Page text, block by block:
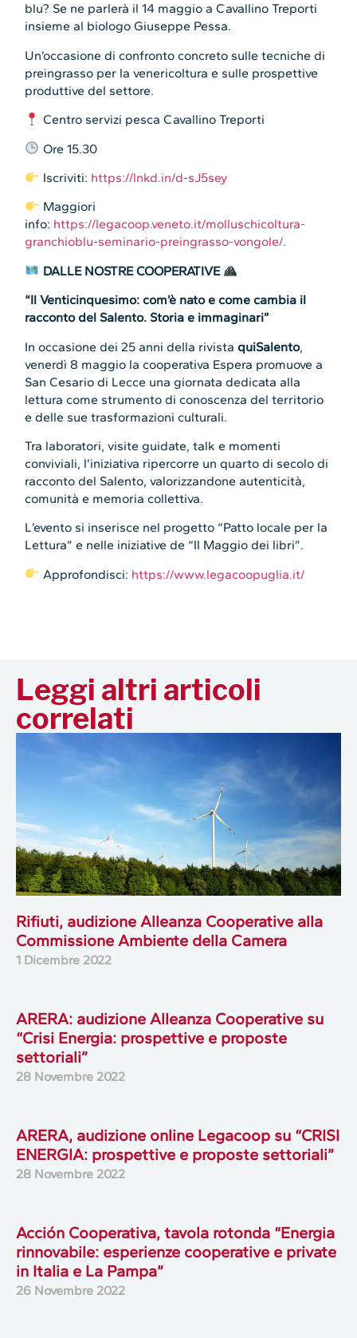
blu? Se ne parlerà il 14 maggio a Cavallino Treporti
insieme al biologo Giuseppe Pessa.
Un’occasione di confronto concreto sulle tecniche di
preingrasso per la venericoltura e sulle prospettive
produttive del settore.
Centro servizi pesca Cavallino Treporti
Ore 15.30
Iscriviti: https://lnkd.in/d-sJ5sey
Maggiori
info: https://legacoop.veneto.it/molluschicoltura-
granchioblu-seminario-preingrasso-vongole/.
DALLE NOSTRE COOPERATIVE
“Il Venticinquesimo: com’è nato e come cambia il
racconto del Salento. Storia e immaginari”
In occasione dei 25 anni della rivistaquiSalento,
venerdì 8 maggio la cooperativa Espera promuove a
San Cesario di Lecce una giornata dedicata alla
lettura come strumento di conoscenza del territorio
e delle sue trasformazioni culturali.
Tra laboratori, visite guidate, talk e momenti
conviviali, l’iniziativa ripercorre un quarto di secolo di
racconto del Salento, valorizzandone autenticità,
comunità e memoria collettiva.
L’evento si inserisce nel progetto “Patto locale per la
Lettura” e nelle iniziative de “Il Maggio dei libri”.
Approfondisci: https://www.legacoopuglia.it/
Leggi altri articoli
correlati
Rifiuti, audizione Alleanza Cooperative alla
Commissione Ambiente della Camera
1 Dicembre 2022
ARERA: audizione Alleanza Cooperative su
“Crisi Energia: prospettive e proposte
settoriali”
28 Novembre 2022
ARERA, audizione online Legacoop su “CRISI
ENERGIA: prospettive e proposte settoriali”
28 Novembre 2022
Acción Cooperativa, tavola rotonda “Energia
rinnovabile: esperienze cooperative e private
in Italia e La Pampa”
26 Novembre 2022